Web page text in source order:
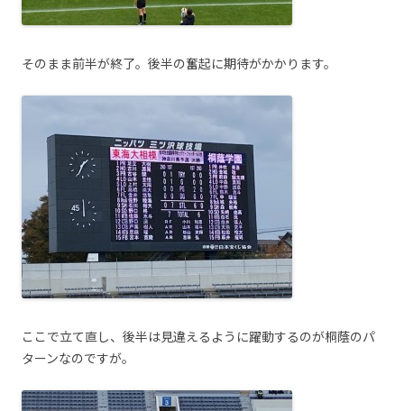
そのまま前半が終了。後半の奮起に期待がかかります。
ここで立て直し、後半は見違えるように躍動するのが桐蔭のパ
ターンなのですが。